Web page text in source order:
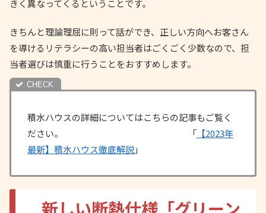
きく異なってくるということです。
きちんと理論理屈に則って話ができ、正しい方向へお客さん
を導けるリテラシーの高い担当者はごくごく少数なので、担
当者選びは慎重に行うことをおすすめします。
積水ハウスの詳細についてはこちらの記事もご覧く
ださい。 「 【2023年
最新】積水ハウス徹底解説」
新しい断熱仕様「グリーン